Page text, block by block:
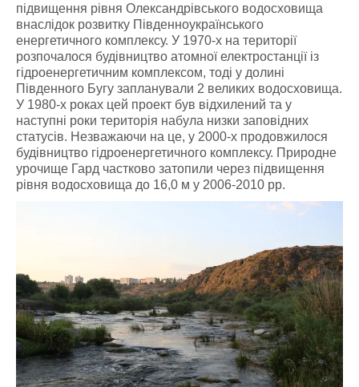
підвищення рівня Олександрівського водосховища
внаслідок розвитку Південноукраїнського
енергетичного комплексу. У 1970-х на території
розпочалося будівництво атомної електростанції із
гідроенергетичним комплексом, тоді у долині
Південного Бугу запланували 2 великих водосховища.
У 1980-х роках цей проект був відхилений та у
наступні роки територія набула низки заповідних
статусів. Незважаючи на це, у 2000-х продовжилося
будівництво гідроенергетичного комплексу. Природне
урочище Гард частково затопили через підвищення
рівня водосховища до 16,0 м у 2006-2010 рр.